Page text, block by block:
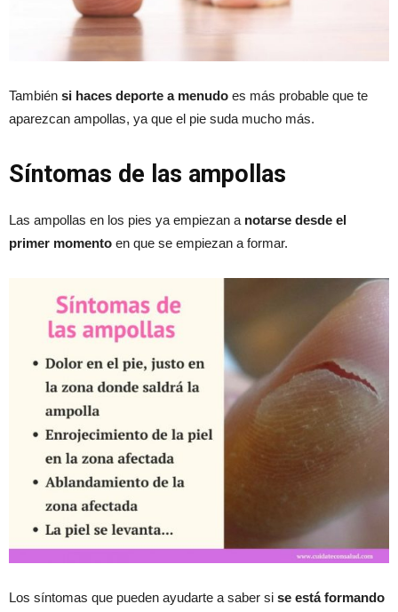
También si haces deporte a menudo es más probable que te
aparezcan ampollas, ya que el pie suda mucho más.
Síntomas de las ampollas
Las ampollas en los pies ya empiezan a notarse desde el
primer momento en que se empiezan a formar.
Los síntomas que pueden ayudarte a saber si se está formando